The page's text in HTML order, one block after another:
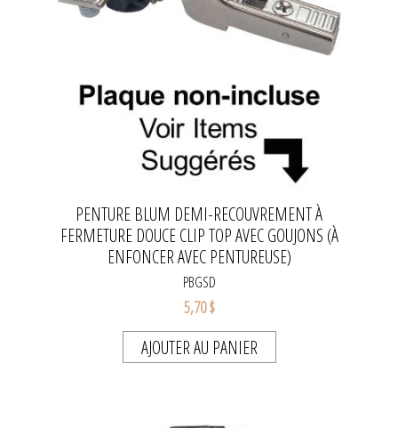
PENTURE BLUM DEMI-RECOUVREMENT À
FERMETURE DOUCE CLIP TOP AVEC GOUJONS (À
ENFONCER AVEC PENTUREUSE)
PBGSD
5,70 $
AJOUTER AU PANIER